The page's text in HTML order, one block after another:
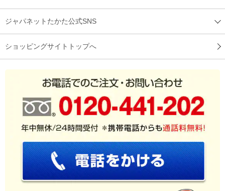
とてもしっかりした生地は丈夫で長く使えそうな印象です。冷
感もしっかり感じられ、とにかく寝心地が良いので、妻の分と
もう一組ずつ追加購入することにしました。
（宮城県50代T.K様）
ひんやりが伝わって寝心地最高！
以下、主人からのレビュ－です＾＾期待以上にひんやりが伝わ
と続いて、とても快適です。とのことです。
（北海道
ジャパネットたかた公式SNS
ショッピングサイトトップへ